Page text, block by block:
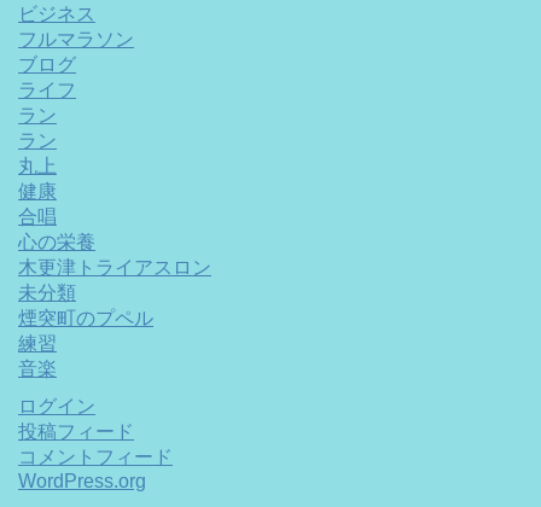
ビジネス
フルマラソン
ブログ
ライフ
ラン
ラン
丸上
健康
合唱
心の栄養
木更津トライアスロン
未分類
煙突町のプペル
練習
音楽
ログイン
投稿フィード
コメントフィード
WordPress.org